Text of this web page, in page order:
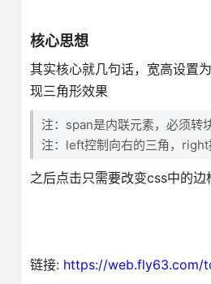
核心思想
其实核心就几句话，宽高设置
现三角形效果
注：span是内联元素，必须转
注：left控制向右的三角，
之后点击只需要改变css中的边
链接: https://web.fly63.com/